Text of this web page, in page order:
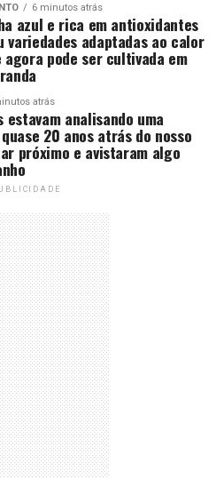
6 minutos atrás
azul e rica em antioxidantes
variedades adaptadas ao calor
pode ser cultivada em
atrás
estavam analisando uma
20 anos atrás do nosso
próximo e avistaram algo